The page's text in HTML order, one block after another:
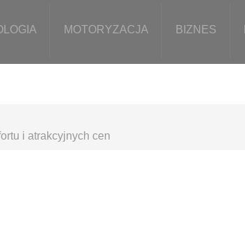
MOTORYZACJA BIZNES
i atrakcyjnych cen